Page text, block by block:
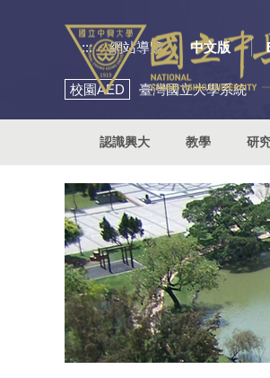
::: 網站導覽 中文版
校園AED 臺灣國立大學系統
認識興大 教學 研